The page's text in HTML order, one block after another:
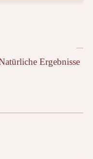
Ergebnisse